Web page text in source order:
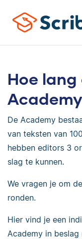
Hoe
De Academy
van teksten van
hebben editors 3
slag te kunnen.
We vragen je om
ronden.
Hier vind je een
Academy in beslag